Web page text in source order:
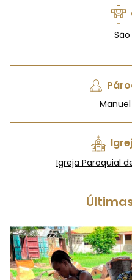
Manuel
Igreja Paroquial